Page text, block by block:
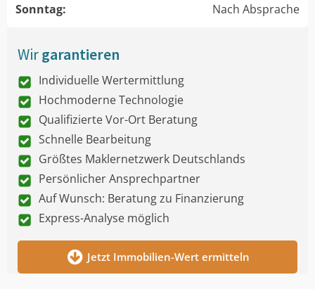
Sonntag:
Nach Absprache
Wirgarantieren
Individuelle Wertermittlung
Hochmoderne Technologie
Qualifizierte Vor-Ort Beratung
Schnelle Bearbeitung
Größtes Maklernetzwerk Deutschlands
Persönlicher Ansprechpartner
Auf Wunsch: Beratung zu Finanzierung
Express-Analyse möglich
Jetzt Immobilien-Wert ermitteln